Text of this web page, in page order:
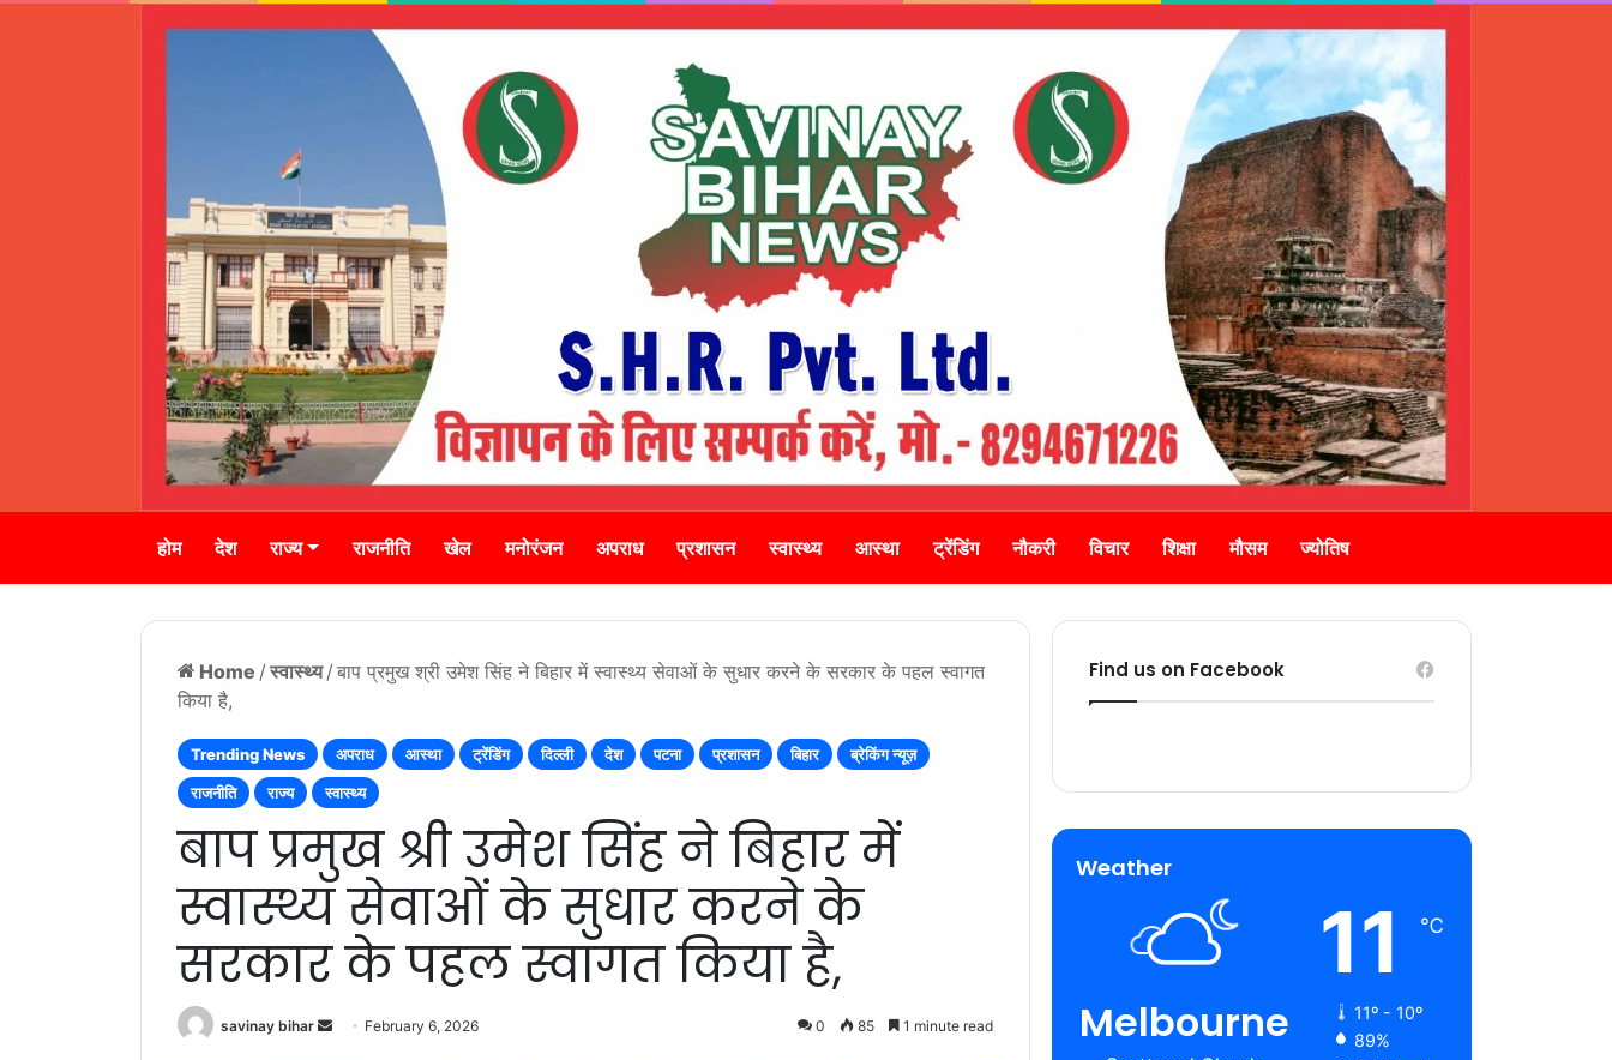
होम देश राज्य राजनीति खेल मनोरंजन अपराध प्रशासन स्वास्थ्य आस्था ट्रेंडिंग नौकरी विचार शिक्षा मौसम ज्योतिष
Home / स्वास्थ्य / बाप प्रमुख श्री उमेश सिंह ने बिहार में स्वास्थ्य सेवाओं के सुधार करने के सरकार के पहल स्वागत
किया है,
Trending News अपराध आस्था ट्रेंडिंग दिल्ली देश पटना प्रशासन बिहार
ब्रेकिंग न्यूज़
राजनीति
राज्य स्वास्थ्य
बाप प्रमुख श्री उमेश सिंह ने बिहार में
स्वास्थ्य सेवाओं के सुधार करने के
सरकार के पहल स्वागत किया है,
savinay bihar
SendFebruary 6, 2026 0 85 1 minute read
Find us on Facebook
Weather
Melbourne
11 ℃
11º - 10º
89%